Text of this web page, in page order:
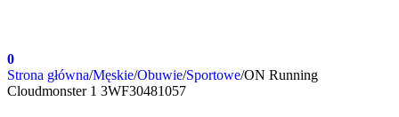
0
Strona główna/Męskie/Obuwie/Sportowe/ON Running
Cloudmonster 1 3WF30481057